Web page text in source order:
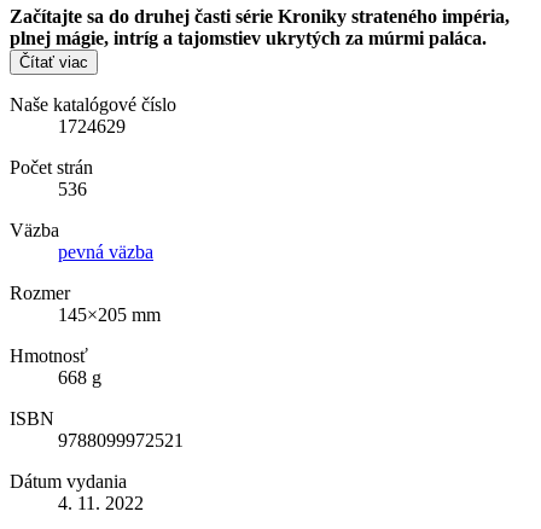
Začítajte sa do druhej časti série Kroniky strateného impéria,
plnej mágie, intríg a tajomstiev ukrytých za múrmi paláca.
Čítať viac
Naše katalógové číslo
1724629
Počet strán
536
Väzba
pevná väzba
Rozmer
145×205 mm
Hmotnosť
668 g
ISBN
9788099972521
Dátum vydania
4. 11. 2022